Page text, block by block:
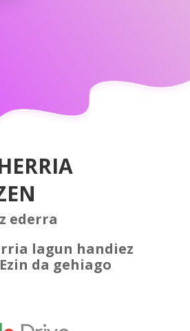
ederra
lagun handiez
da gehiago